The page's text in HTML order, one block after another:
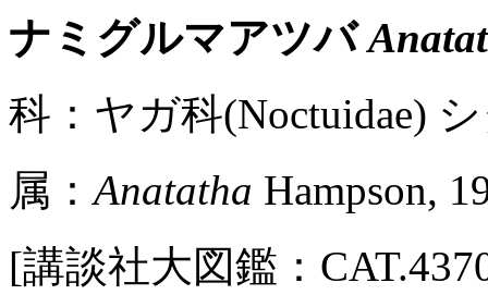
ナミグルマアツバ
科：ヤガ科(Noctuidae)
属：Anatatha Hampson,
[講談社大図鑑：